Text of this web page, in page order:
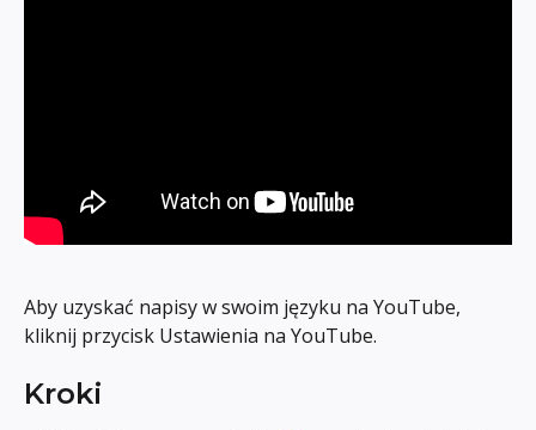
Aby uzyskać napisy w swoim języku na YouTube,
kliknij przycisk Ustawienia na YouTube.
Kroki